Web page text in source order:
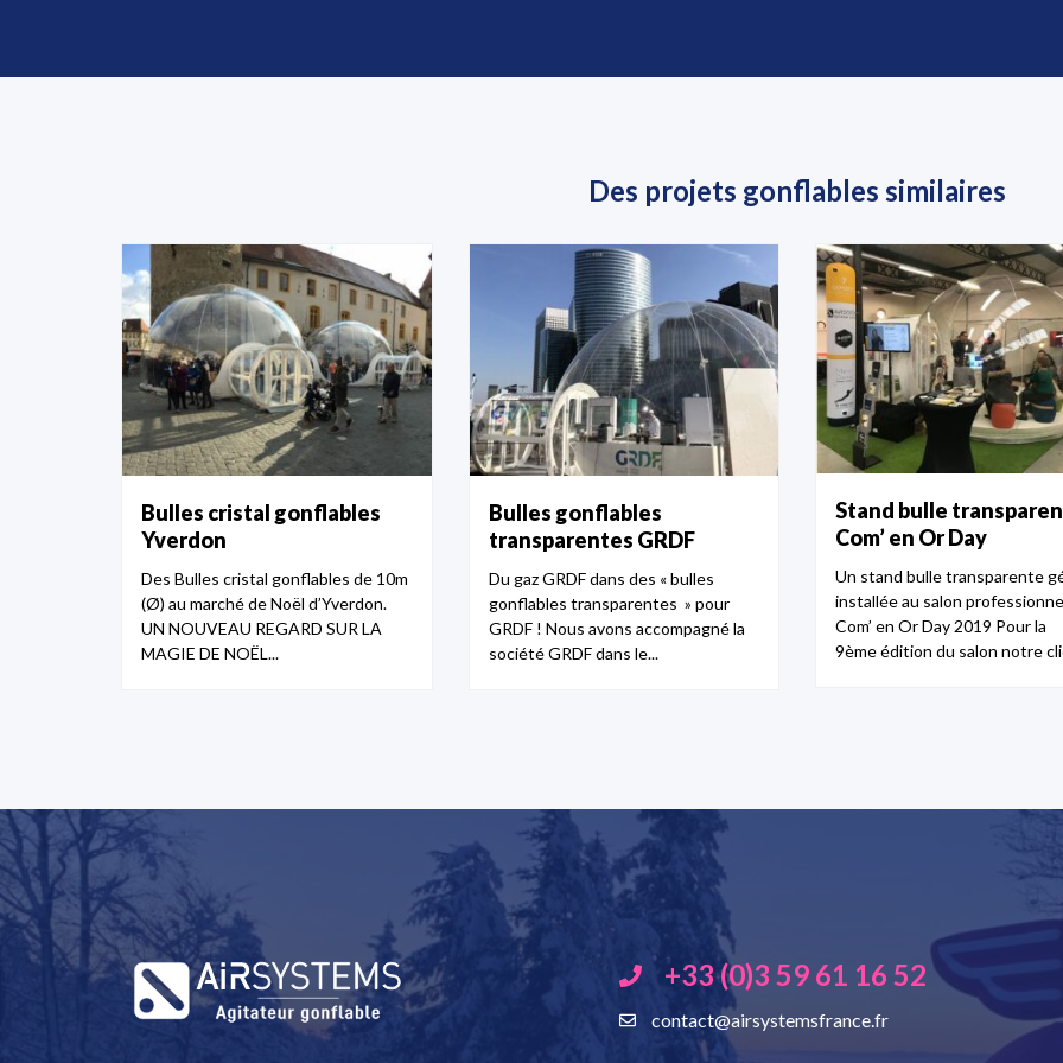
Des projets gonflables similaires
Bulles cristal gonflables
Yverdon
Des Bulles cristal gonflables de 10m
(Ø) au marché de Noël d’Yverdon.
UN NOUVEAU REGARD SUR LA
MAGIE DE NOËL...
Bulles gonflables
transparentes GRDF
Du gaz GRDF dans des « bulles
gonflables transparentes » pour
GRDF ! Nous avons accompagné la
société GRDF dans le...
Stand bulle
Com’ en Or Day
Un stand bulle transparente
installée au salon
Com’ en Or Day 2019 Pour la
9ème édition du salon notre
+33 (0)3 59 61 16 52
contact@airsystemsfrance.fr